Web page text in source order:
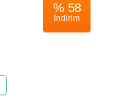
% 58
İndirim